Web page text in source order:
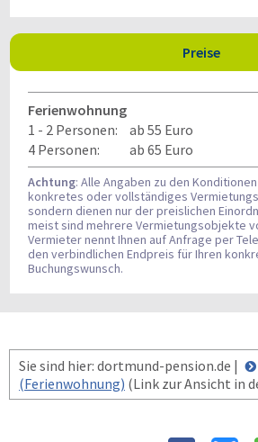
Preise
Ferienwohnung
1 - 2 Personen:
ab 55 Euro
4 Personen:
ab 65 Euro
Achtung: Alle Angaben zu den
konkretes oder vollständiges
sondern dienen nur der preislichen
meist sind mehrere Vermietungsobjekte
Vermieter nennt Ihnen auf Anfrage per
den verbindlichen Endpreis für Ihren
Buchungswunsch.
Sie sind hier: dortmund-pension.de |
(Ferienwohnung) (Link zur Ansicht in